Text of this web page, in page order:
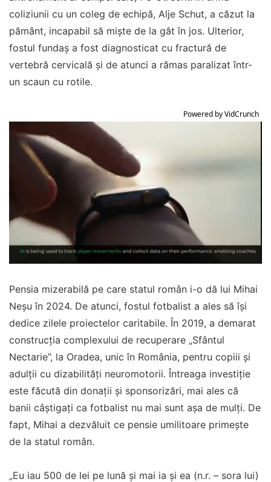
coliziunii cu un coleg de echipă, Alje Schut, a căzut la
pământ, incapabil să miște de la gât în jos. Ulterior,
fostul fundaș a fost diagnosticat cu fractură de
vertebră cervicală şi de atunci a rămas paralizat într-
un scaun cu rotile.
Powered by VidCrunch
Pensia mizerabilă pe care statul român i-o dă lui Mihai
Neşu în 2024. De atunci, fostul fotbalist a ales să își
dedice zilele proiectelor caritabile. În 2019, a demarat
construcţia complexului de recuperare „Sfântul
Nectarie”, la Oradea, unic în România, pentru copiii şi
adulţii cu dizabilităţi neuromotorii. Întreaga investiţie
este făcută din donaţii și sponsorizări, mai ales că
banii câştigaţi ca fotbalist nu mai sunt aşa de mulţi. De
fapt, Mihai a dezvăluit ce pensie umilitoare primește
de la statul român.
„Eu iau 500 de lei pe lună și mai ia și ea (n.r. – sora lui)